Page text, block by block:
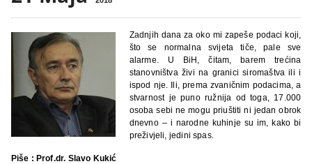
Zadnjih dana za oko mi zapeše podaci koji,
što se normalna svijeta tiče, pale sve
alarme. U BiH, čitam, barem trećina
stanovništva živi na granici siromaštva ili i
ispod nje. Ili, prema zvaničnim podacima, a
stvarnost je puno ružnija od toga, 17.000
osoba sebi ne mogu priuštiti ni jedan obrok
dnevno – i narodne kuhinje su im, kako bi
preživjeli, jedini spas.
Piše : Prof.dr. Slavo Kukić